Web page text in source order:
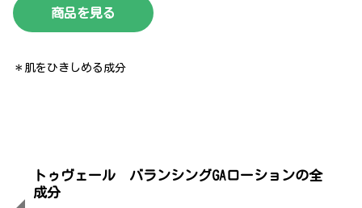
商品を見る
＊肌をひきしめる成分
トゥヴェール バランシングGAローションの全
成分